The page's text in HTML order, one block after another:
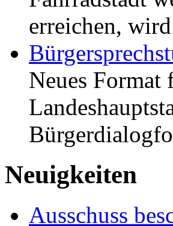
erreichen,
Neues
Neuigkeiten
Ausschuss